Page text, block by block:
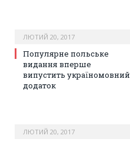
ЛЮТИЙ 20, 2017
Популярне польське
видання вперше
випустить україномовний
додаток
ЛЮТИЙ 20, 2017